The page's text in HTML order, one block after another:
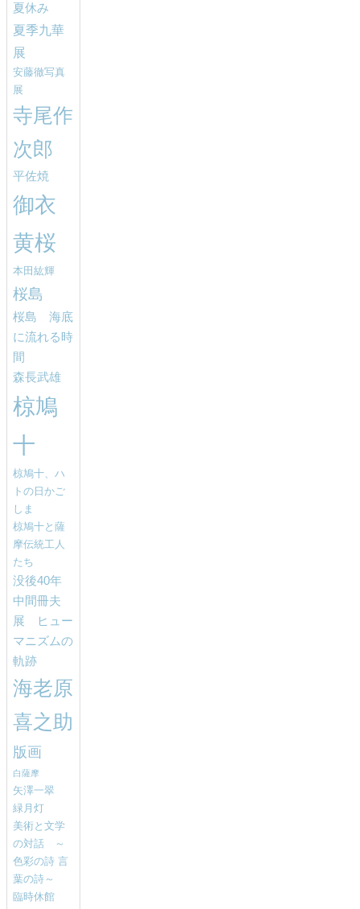
夏休み
夏季九華
展
安藤徹写真
展
寺尾作
次郎
平佐焼
御衣
黄桜
本田紘輝
桜島
桜島 海底
に流れる時
間
森長武雄
椋鳩
十
椋鳩十、ハ
トの日かご
しま
椋鳩十と薩
摩伝統工人
たち
没後40年
中間冊夫
展 ヒュー
マニズムの
軌跡
海老原
喜之助
版画
白薩摩
矢澤一翠
緑月灯
美術と文学
の対話 ～
色彩の詩 言
葉の詩～
臨時休館